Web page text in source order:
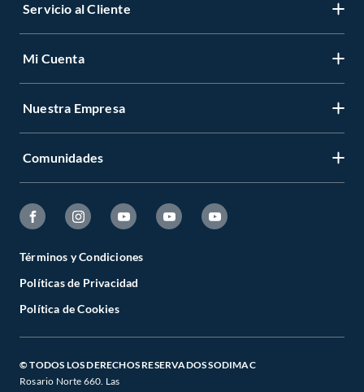
Servicio al Cliente
Mi Cuenta
Nuestra Empresa
Comunidades
Términos y Condiciones
Políticas de Privacidad
Política de Cookies
© TODOS LOS DERECHOS RESERVADOS SODIMAC
Rosario Norte 660. Las